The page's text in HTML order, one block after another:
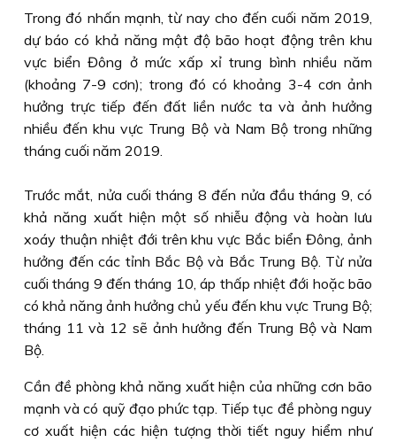
Trong đó nhấn mạnh, từ nay cho đến cuối năm 2019,
dự báo có khả năng mật độ bão hoạt động trên khu
vực biển Đông ở mức xấp xỉ trung bình nhiều năm
(khoảng 7-9 cơn); trong đó có khoảng 3-4 cơn ảnh
hưởng trực tiếp đến đất liền nước ta và ảnh hưởng
nhiều đến khu vực Trung Bộ và Nam Bộ trong những
tháng cuối năm 2019.
Trước mắt, nửa cuối tháng 8 đến nửa đầu tháng 9, có
khả năng xuất hiện một số nhiễu động và hoàn lưu
xoáy thuận nhiệt đới trên khu vực Bắc biển Đông, ảnh
hưởng đến các tỉnh Bắc Bộ và Bắc Trung Bộ. Từ nửa
cuối tháng 9 đến tháng 10, áp thấp nhiệt đới hoặc bão
có khả năng ảnh hưởng chủ yếu đến khu vực Trung Bộ;
tháng 11 và 12 sẽ ảnh hưởng đến Trung Bộ và Nam
Bộ.
Cần đề phòng khả năng xuất hiện của những cơn bão
mạnh và có quỹ đạo phức tạp. Tiếp tục đề phòng nguy
cơ xuất hiện các hiện tượng thời tiết nguy hiểm như